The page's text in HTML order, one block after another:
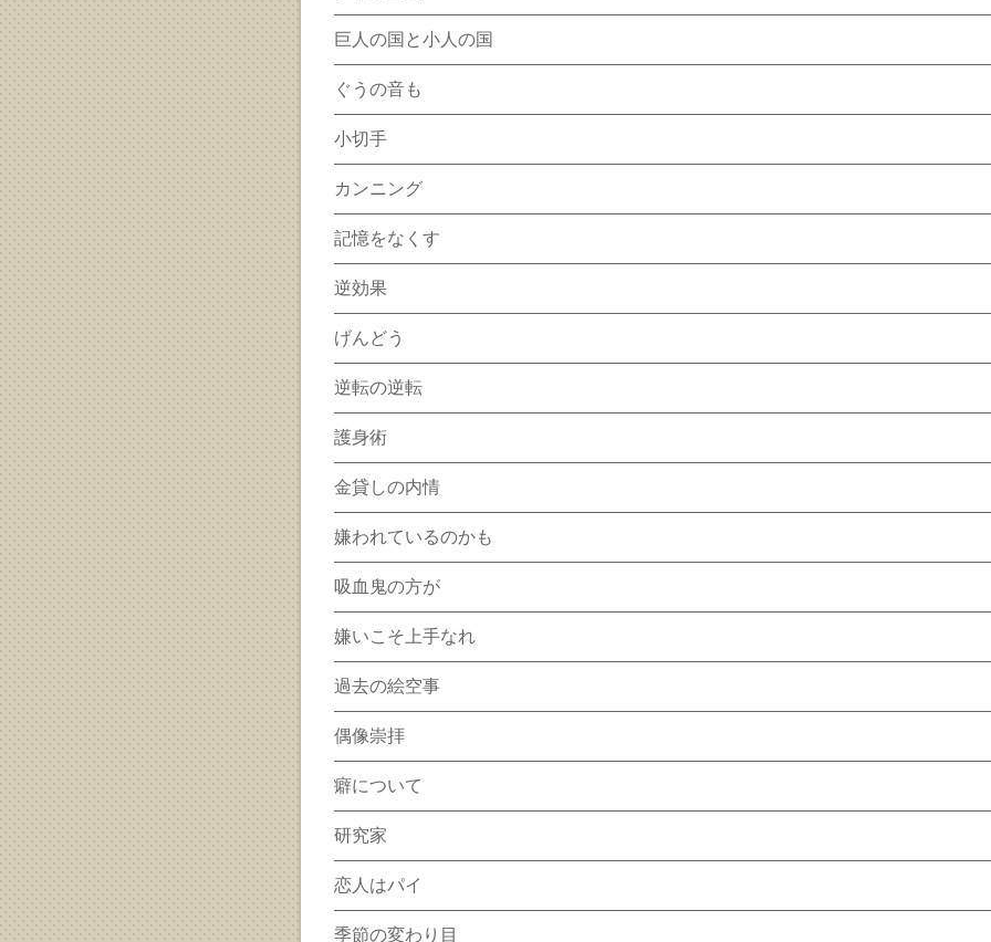
巨人の国と小人の国
ぐうの音も
小切手
カンニング
記憶をなくす
逆効果
げんどう
逆転の逆転
護身術
金貸しの内情
嫌われているのかも
吸血鬼の方が
嫌いこそ上手なれ
過去の絵空事
偶像崇拝
癖について
研究家
恋人はパイ
季節の変わり目